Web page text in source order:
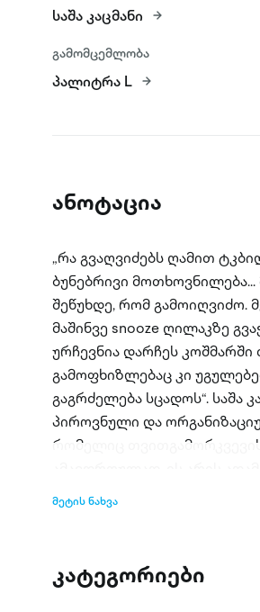
საშა კაცმანი
გამომცემლობა
პალიტრა L
ანოტაცია
„რა გვაღვიძებს ღამით
ბუნებრივი
შეწუხდე, რომ გამოიღვიძო.
მაშინვე snooze ღილაკზე
ურჩევნია დარჩეს
გამოფხიზლებაც კი
გაგრძელება სცადოს“. საშა
პიროვნული და
რომელიც თვითგამორკვევის
წარმატების ზენიტში
საკუთარი ეგოს მხილებას,
გაშიშვლებას მოითხოვს.
მეტის ნახვა
კატეგორიები